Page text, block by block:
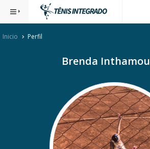
Inicio Perfil
Brenda